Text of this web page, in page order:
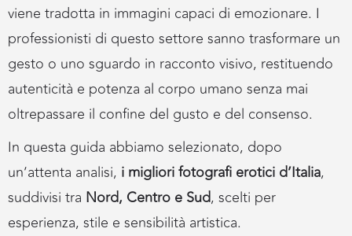
viene tradotta in immagini capaci di emozionare. I
professionisti di questo settore sanno trasformare un
gesto o uno sguardo in racconto visivo, restituendo
autenticità e potenza al corpo umano senza mai
oltrepassare il confine del gusto e del consenso.
In questa guida abbiamo selezionato, dopo
un’attenta analisi, i migliori fotografi erotici d’Italia,
suddivisi tra Nord, Centro e Sud, scelti per
esperienza, stile e sensibilità artistica.